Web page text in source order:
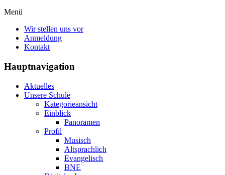
Menü
Wir stellen uns vor
Anmeldung
Kontakt
Hauptnavigation
Aktuelles
Unsere Schule
Kategorieansicht
Einblick
Panoramen
Profil
Musisch
Altsprachlich
Evangelisch
BNE